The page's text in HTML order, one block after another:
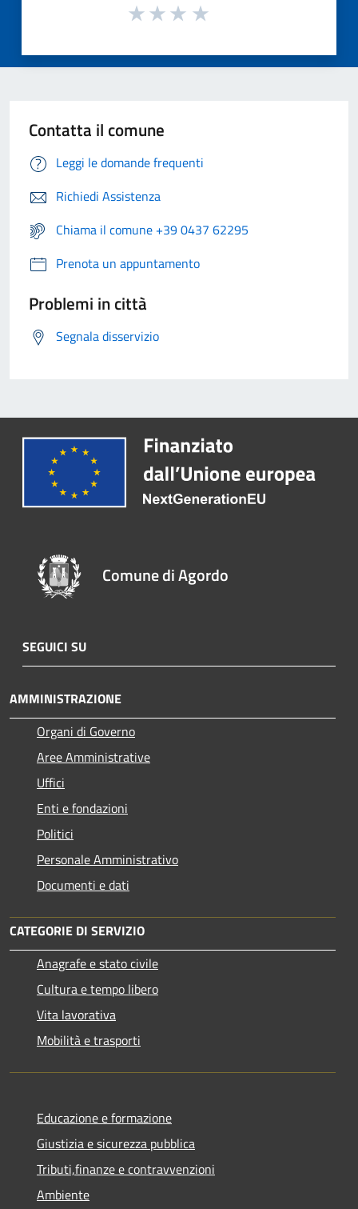
Contatta il comune
Leggi le domande frequenti
Richiedi Assistenza
Chiama il comune +39 0437 62295
Prenota un appuntamento
Problemi in città
Segnala disservizio
Comune di Agordo
SEGUICI SU
AMMINISTRAZIONE
Organi di Governo
Aree Amministrative
Uffici
Enti e fondazioni
Politici
Personale Amministrativo
Documenti e dati
CATEGORIE DI SERVIZIO
Anagrafe e stato civile
Cultura e tempo libero
Vita lavorativa
Mobilità e trasporti
Educazione e formazione
Giustizia e sicurezza pubblica
Tributi,finanze e contravvenzioni
Ambiente